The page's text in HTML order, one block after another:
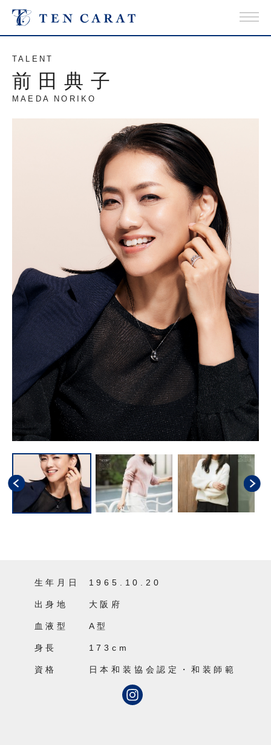
TALENT
前田典子
MAEDA NORIKO
生年月日 1965.10.20
出身地 大阪府
血液型 A型
身長 173cm
資格 日本和装協会認定・和装師範